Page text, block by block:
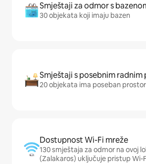
Smještaji za odmor s
30 objekata koji imaju bazen
Smještaji s posebnim
20 objekata ima poseban
Dostupnost Wi-Fi mreže
130 smještaja za odmor na ovoj
(Zalakaros) uključuje pristup Wi-